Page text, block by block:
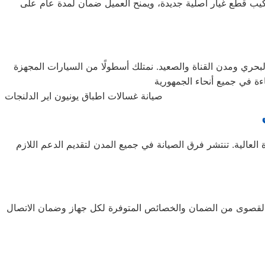
قطع غيار أصلية جديدة، ويمنح العميل ضمان لمدة عام على
ومدن القناة والصعيد. نمتلك أسطولًا من السيارات المجهزة
صيانة غسالات اطباق يونيون اير الدلنجات
تنتشر فرق الصيانة في جميع المدن لتقديم الدعم اللازم
القصوى من الضمان والخصائص المتوفرة لكل جهاز وضمان الاتصال